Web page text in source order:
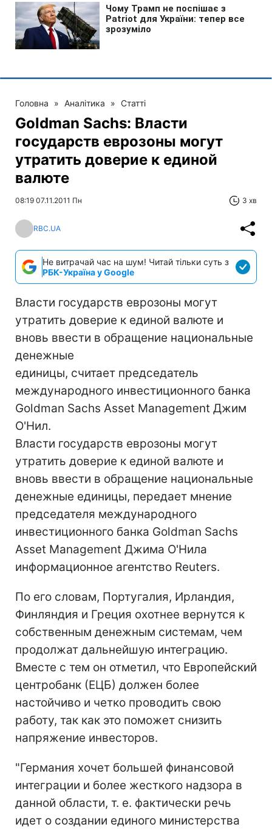
Головна » Аналітика » Статті
Goldman Sachs: Власти
государств еврозоны могут
утратить доверие к единой
валюте
08:19 07.11.2011 Пн 3 хв
RBC.UA
Не витрачай час на шум! Читай тільки суть з
РБК-Україна у Google
Власти государств еврозоны могут
утратить доверие к единой валюте и
вновь ввести в обращение национальные
денежные
единицы, считает председатель
международного инвестиционного банка
Goldman Sachs Asset Management Джим
О'Нил.
Власти государств еврозоны могут
утратить доверие к единой валюте и
вновь ввести в обращение национальные
денежные единицы, передает мнение
председателя международного
инвестиционного банка Goldman Sachs
Asset Management Джима О'Нила
информационное агентство Reuters.
По его словам, Португалия, Ирландия,
Финляндия и Греция охотнее вернутся к
собственным денежным системам, чем
продолжат дальнейшую интеграцию.
Вместе с тем он отметил, что Европейский
центробанк (ЕЦБ) должен более
настойчиво и четко проводить свою
работу, так как это поможет снизить
напряжение инвесторов.
"Германия хочет большей финансовой
интеграции и более жесткого надзора в
данной области, т. е. фактически речь
идет о создании единого министерства